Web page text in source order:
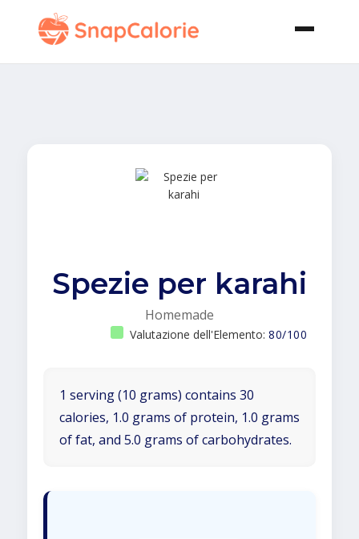
Spezie per karahi
Homemade
Valutazione dell'Elemento: 80/100
1 serving (10 grams) contains 30
calories, 1.0 grams of protein, 1.0 grams
of fat, and 5.0 grams of carbohydrates.